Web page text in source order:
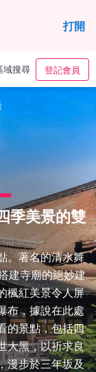
打開
域搜尋 登記會員
季美景的雙
。著名的清水舞
建寺廟的絕妙建
楓紅美景令人屏
布，據說在此處
的景點，包括四
大黑，以祈求良
漫步於三年坂及